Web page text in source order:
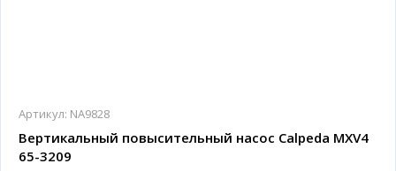
Артикул: NA9828
Вертикальный повысительный насос Calpeda MXV4
65-3209